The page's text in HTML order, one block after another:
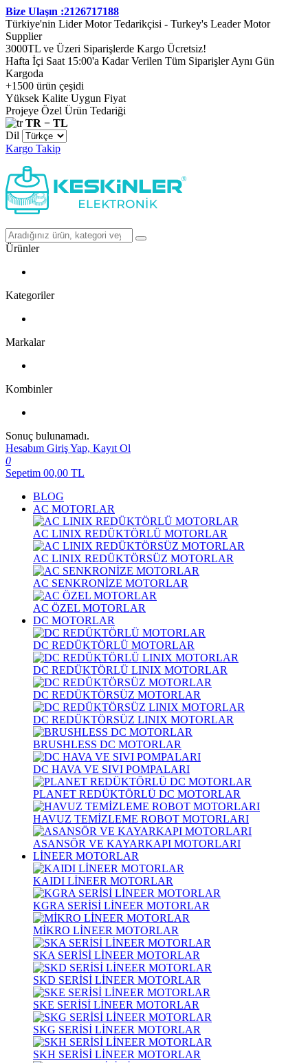
Bize Ulaşın :2126717188
Türkiye'nin Lider Motor Tedarikçisi - Turkey's Leader Motor
Supplier
3000TL ve Üzeri Siparişlerde Kargo Ücretsiz!
Hafta İçi Saat 15:00'a Kadar Verilen Tüm Siparişler Aynı Gün
Kargoda
+1500 ürün çeşidi
Yüksek Kalite Uygun Fiyat
Projeye Özel Ürün Tedariği
TR − TL
Dil
Kargo Takip
Ürünler
Kategoriler
Markalar
Kombinler
Sonuç bulunamadı.
Hesabım Giriş Yap, Kayıt Ol
0
Sepetim 00,00 TL
BLOG
AC MOTORLAR
AC LINIX REDÜKTÖRLÜ MOTORLAR
AC LINIX REDÜKTÖRSÜZ MOTORLAR
AC SENKRONİZE MOTORLAR
AC ÖZEL MOTORLAR
DC MOTORLAR
DC REDÜKTÖRLÜ MOTORLAR
DC REDÜKTÖRLÜ LINIX MOTORLAR
DC REDÜKTÖRSÜZ MOTORLAR
DC REDÜKTÖRSÜZ LINIX MOTORLAR
BRUSHLESS DC MOTORLAR
DC HAVA VE SIVI POMPALARI
PLANET REDÜKTÖRLÜ DC MOTORLAR
HAVUZ TEMİZLEME ROBOT MOTORLARI
ASANSÖR VE KAYARKAPI MOTORLARI
LİNEER MOTORLAR
KAIDI LİNEER MOTORLAR
KGRA SERİSİ LİNEER MOTORLAR
MİKRO LİNEER MOTORLAR
SKA SERİSİ LİNEER MOTORLAR
SKD SERİSİ LİNEER MOTORLAR
SKE SERİSİ LİNEER MOTORLAR
SKG SERİSİ LİNEER MOTORLAR
SKH SERİSİ LİNEER MOTORLAR